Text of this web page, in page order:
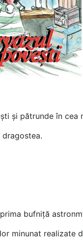
și pătrunde în cea
bufniță
minunat realizate